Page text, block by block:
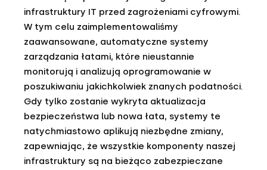
infrastruktury IT przed zagrożeniami cyfrowymi.
W tym celu zaimplementowaliśmy
zaawansowane, automatyczne systemy
zarządzania łatami, które nieustannie
monitorują i analizują oprogramowanie w
poszukiwaniu jakichkolwiek znanych podatności.
Gdy tylko zostanie wykryta aktualizacja
bezpieczeństwa lub nowa łata, systemy te
natychmiastowo aplikują niezbędne zmiany,
zapewniając, że wszystkie komponenty naszej
infrastruktury są na bieżąco zabezpieczane